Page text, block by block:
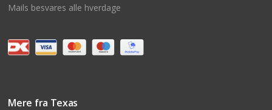
Mails besvares alle hverdage
Mere fra Texas